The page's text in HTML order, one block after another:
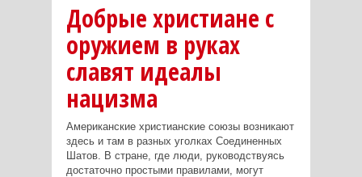
Добрые христиане с
оружием в руках
славят идеалы
нацизма
Американские христианские союзы возникают
здесь и там в разных уголках Соединенных
Шатов. В стране, где люди, руководствуясь
достаточно простыми правилами, могут